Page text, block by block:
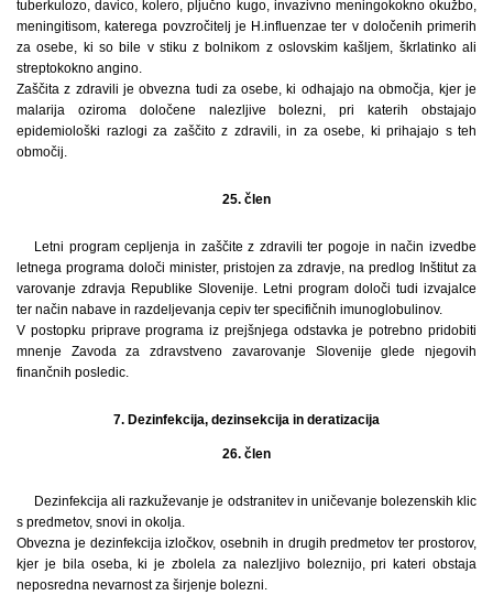
tuberkulozo, davico, kolero, pljučno kugo, invazivno meningokokno okužbo,
meningitisom, katerega povzročitelj je H.influenzae ter v določenih primerih
za osebe, ki so bile v stiku z bolnikom z oslovskim kašljem, škrlatinko ali
streptokokno angino.
Zaščita z zdravili je obvezna tudi za osebe, ki odhajajo na območja, kjer je
malarija oziroma določene nalezljive bolezni, pri katerih obstajajo
epidemiološki razlogi za zaščito z zdravili, in za osebe, ki prihajajo s teh
območij.
25. člen
Letni program cepljenja in zaščite z zdravili ter pogoje in način izvedbe
letnega programa določi minister, pristojen za zdravje, na predlog Inštitut za
varovanje zdravja Republike Slovenije. Letni program določi tudi izvajalce
ter način nabave in razdeljevanja cepiv ter specifičnih imunoglobulinov.
V postopku priprave programa iz prejšnjega odstavka je potrebno pridobiti
mnenje Zavoda za zdravstveno zavarovanje Slovenije glede njegovih
finančnih posledic.
7. Dezinfekcija, dezinsekcija in deratizacija
26. člen
Dezinfekcija ali razkuževanje je odstranitev in uničevanje bolezenskih klic
s predmetov, snovi in okolja.
Obvezna je dezinfekcija izločkov, osebnih in drugih predmetov ter prostorov,
kjer je bila oseba, ki je zbolela za nalezljivo boleznijo, pri kateri obstaja
neposredna nevarnost za širjenje bolezni.